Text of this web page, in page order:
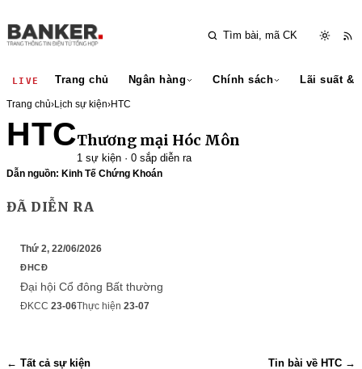
LIVE Trang chủ Ngân hàng Chính sách Lãi suất &
Trang chủ›Lịch sự kiện›HTC
HTCThương mại Hóc Môn
1 sự kiện · 0 sắp diễn ra
Dẫn nguồn: Kinh Tế Chứng Khoán
ĐÃ DIỄN RA
Thứ 2, 22/06/2026
ĐHCĐ
Đại hội Cổ đông Bất thường
ĐKCC 23-06Thực hiện 23-07
← Tất cả sự kiện Tin bài về HTC →